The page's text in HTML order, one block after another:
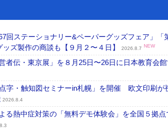
ステーショナリー&ペーパーグッズフェア」「
ズ製作の商談も【９月２〜４日】
2026.8.7 NEW
伝・東京展」を８月25日〜26日に日本教育会
字・触知図セミナーin札幌」を開催 欧文印刷が
2026.8.4
熱中症対策の「無料デモ体験会」を全国５拠